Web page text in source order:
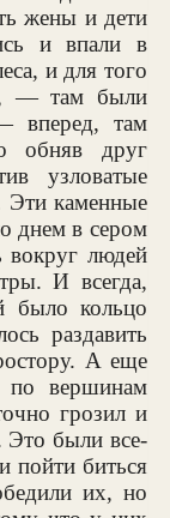
жены и дети
и впали в
и для того
— там были
вперед, там
обняв друг
узловатые
Эти каменные
днем в сером
вокруг людей
И всегда,
было кольцо
раздавить
А еще
по вершинам
грозил и
были все-
пойти биться
их, но